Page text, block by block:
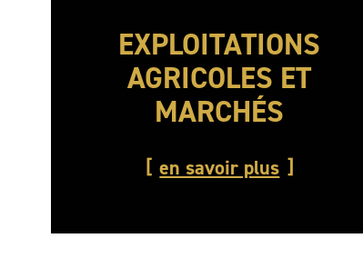
EXPLOITATIONS
AGRICOLES ET
MARCHÉS
en savoir plus